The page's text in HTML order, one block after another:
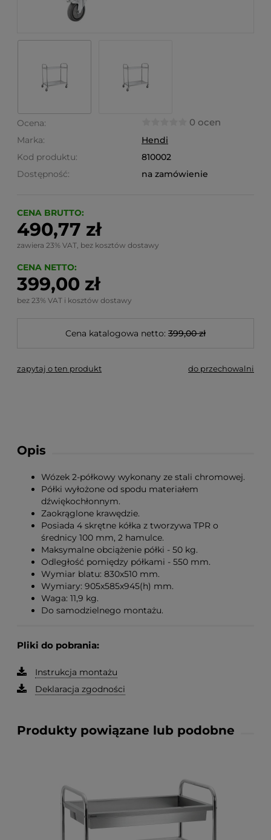
Ocena: 0 ocen
Marka:
Hendi
Kod produktu:
810002
Dostępność:
na zamówienie
CENA BRUTTO:
490,77 zł
zawiera 23% VAT, bez kosztów dostawy
CENA NETTO:
399,00 zł
bez 23% VAT i kosztów dostawy
Cena katalogowa netto: 399,00 zł
zapytaj o ten produkt do przechowalni
Opis
Wózek 2-półkowy wykonany ze stali chromowej.
Półki wyłożone od spodu materiałem
dźwiękochłonnym.
Zaokrąglone krawędzie.
Posiada 4 skrętne kółka z tworzywa TPR o
średnicy 100 mm, 2 hamulce.
Maksymalne obciążenie półki - 50 kg.
Odległość pomiędzy półkami - 550 mm.
Wymiar blatu: 830x510 mm.
Wymiary: 905x585x945(h) mm.
Waga: 11,9 kg.
Do samodzielnego montażu.
Pliki do pobrania:
Instrukcja montażu
Deklaracja zgodności
Produkty powiązane lub podobne